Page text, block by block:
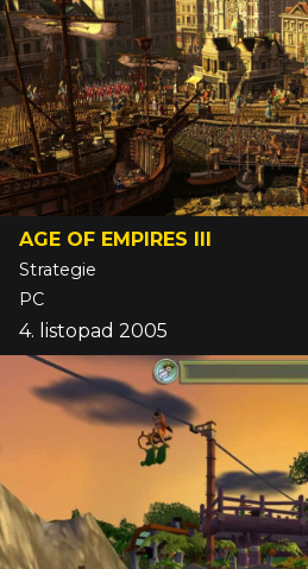
AGE OF EMPIRES III
Strategie
PC
4. listopad 2005